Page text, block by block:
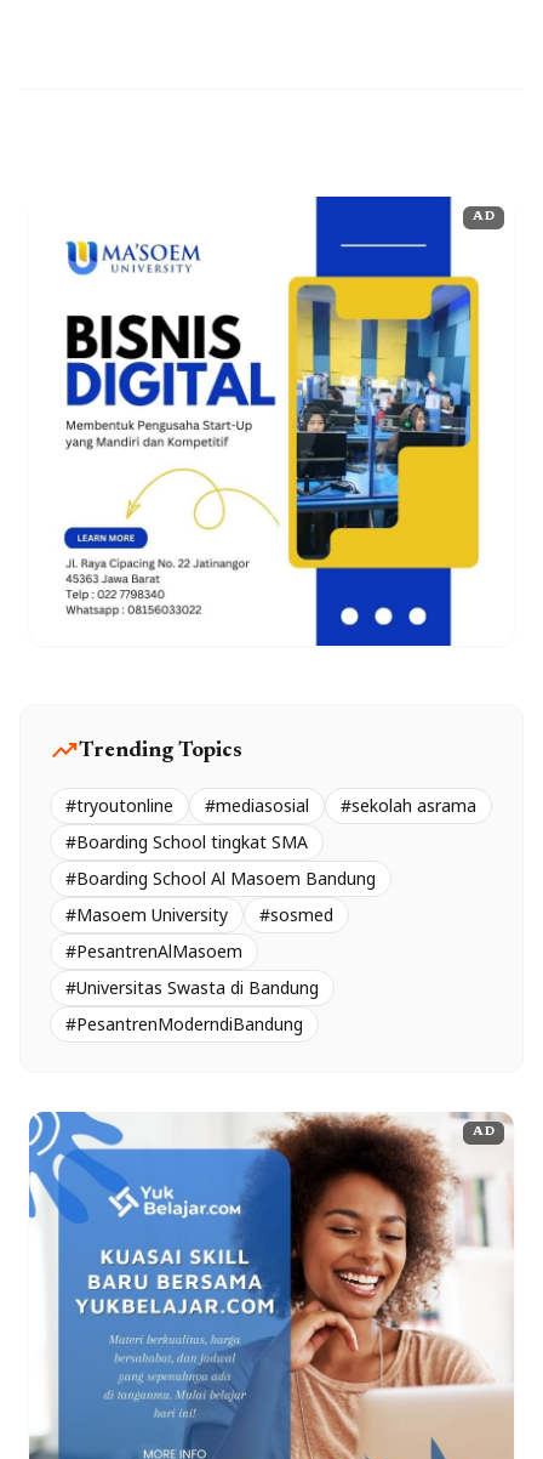
AD
trending_upTrending Topics
#tryoutonline #mediasosial
#sekolah asrama
#Boarding School tingkat SMA
#Boarding School Al Masoem Bandung
#Masoem University
#sosmed
#PesantrenAlMasoem
#Universitas Swasta di Bandung
#PesantrenModerndiBandung
AD